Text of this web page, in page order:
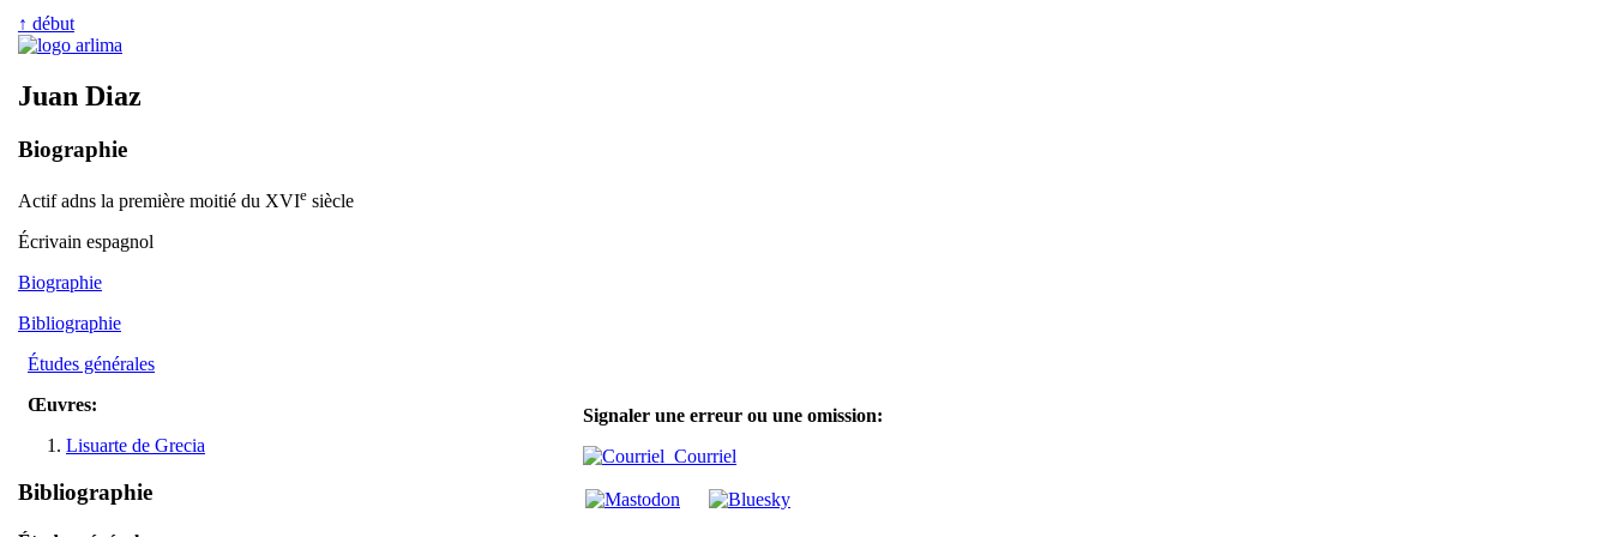
↑ début
Juan Diaz
Biographie
Actif adns la première moitié du XVIe siècle
Écrivain espagnol
Biographie
Bibliographie
Études générales
Œuvres:
Lisuarte de Grecia
Bibliographie
Signaler une erreur ou une omission:
Courriel